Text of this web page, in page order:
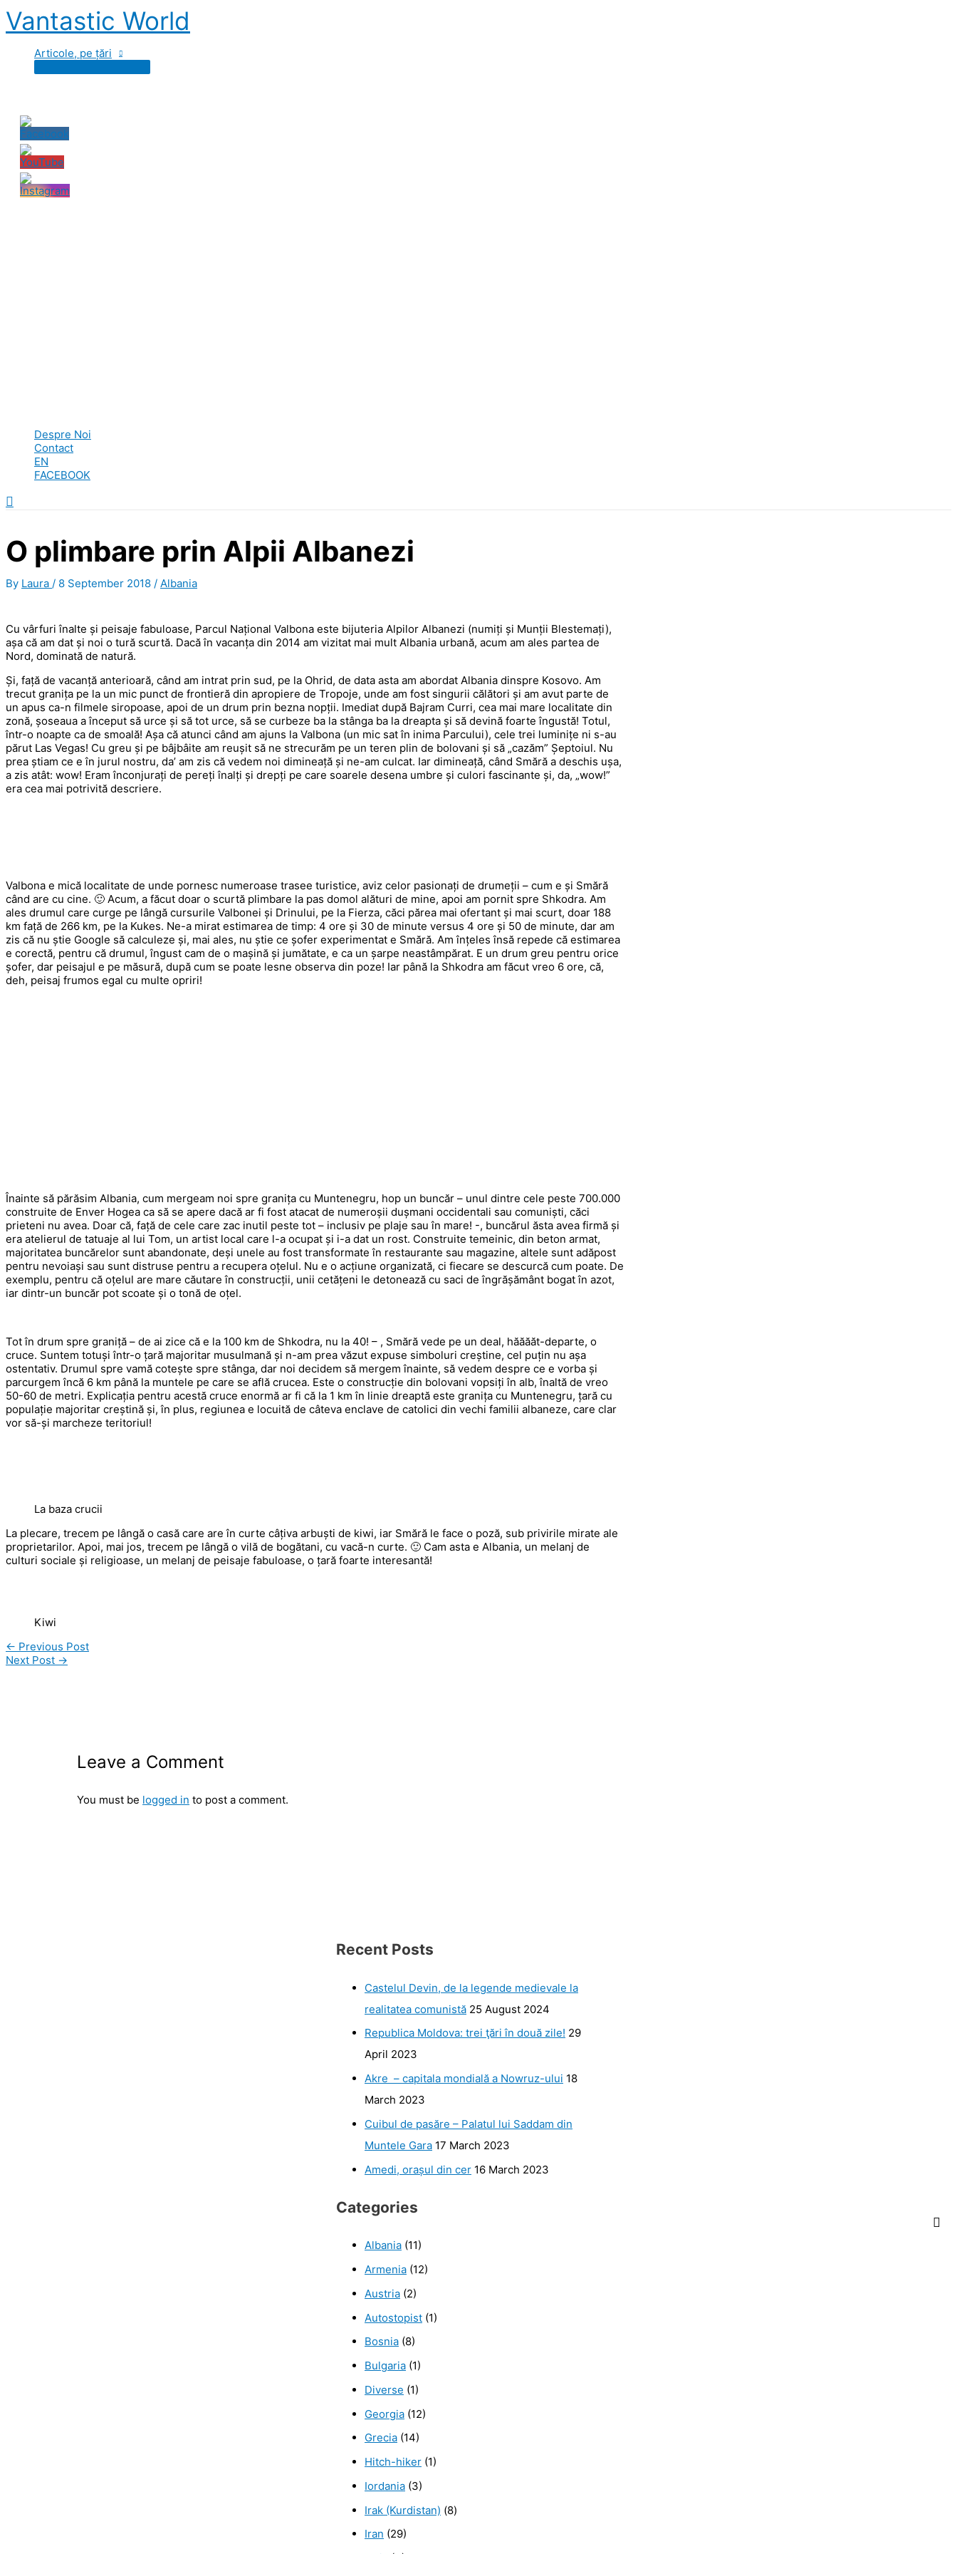
Skip
to
Vantastic World
Articole, pe țări
Despre Noi
Contact
EN
FACEBOOK
Search
O plimbare prin Alpii Albanezi
By Laura / 8 September 2018 / Albania
Cu vârfuri înalte și peisaje fabuloase, Parcul Național Valbona este bijuteria Alpilor Albanezi (numiți și Munții Blestemați),
așa că am dat și noi o tură scurtă. Dacă în vacanța din 2014 am vizitat mai mult Albania urbană, acum am ales partea de
Nord, dominată de natură.
Și, față de vacanță anterioară, când am intrat prin sud, pe la Ohrid, de data asta am abordat Albania dinspre Kosovo. Am
trecut granița pe la un mic punct de frontieră din apropiere de Tropoje, unde am fost singurii călători și am avut parte de
un apus ca-n filmele siropoase, apoi de un drum prin bezna nopții. Imediat după Bajram Curri, cea mai mare localitate din
zonă, șoseaua a început să urce și să tot urce, să se curbeze ba la stânga ba la dreapta și să devină foarte îngustă! Totul,
într-o noapte ca de smoală! Așa că atunci când am ajuns la Valbona (un mic sat în inima Parcului), cele trei luminițe ni s-au
părut Las Vegas! Cu greu și pe bâjbâite am reușit să ne strecurăm pe un teren plin de bolovani și să „cazăm” Șeptoiul. Nu
prea știam ce e în jurul nostru, da’ am zis că vedem noi dimineață și ne-am culcat. Iar dimineață, când Smără a deschis ușa,
a zis atât: wow! Eram înconjurați de pereți înalți și drepți pe care soarele desena umbre și culori fascinante și, da, „wow!”
era cea mai potrivită descriere.
Valbona e mică localitate de unde pornesc numeroase trasee turistice, aviz celor pasionați de drumeții – cum e și Smără
când are cu cine. 🙂 Acum, a făcut doar o scurtă plimbare la pas domol alături de mine, apoi am pornit spre Shkodra. Am
ales drumul care curge pe lângă cursurile Valbonei și Drinului, pe la Fierza, căci părea mai ofertant și mai scurt, doar 188
km față de 266 km, pe la Kukes. Ne-a mirat estimarea de timp: 4 ore și 30 de minute versus 4 ore și 50 de minute, dar am
zis că nu știe Google să calculeze și, mai ales, nu știe ce șofer experimentat e Smără. Am înțeles însă repede că estimarea
e corectă, pentru că drumul, îngust cam de o mașină și jumătate, e ca un șarpe neastâmpărat. E un drum greu pentru orice
șofer, dar peisajul e pe măsură, după cum se poate lesne observa din poze! Iar până la Shkodra am făcut vreo 6 ore, că,
deh, peisaj frumos egal cu multe opriri!
Înainte să părăsim Albania, cum mergeam noi spre granița cu Muntenegru, hop un buncăr – unul dintre cele peste 700.000
construite de Enver Hogea ca să se apere dacă ar fi fost atacat de numeroșii dușmani occidentali sau comuniști, căci
prieteni nu avea. Doar că, față de cele care zac inutil peste tot – inclusiv pe plaje sau în mare! -, buncărul ăsta avea firmă și
era atelierul de tatuaje al lui Tom, un artist local care l-a ocupat și i-a dat un rost. Construite temeinic, din beton armat,
majoritatea buncărelor sunt abandonate, deși unele au fost transformate în restaurante sau magazine, altele sunt adăpost
pentru nevoiași sau sunt distruse pentru a recupera oțelul. Nu e o acțiune organizată, ci fiecare se descurcă cum poate. De
exemplu, pentru că oțelul are mare căutare în construcții, unii cetățeni le detonează cu saci de îngrășământ bogat în azot,
iar dintr-un buncăr pot scoate și o tonă de oțel.
Tot în drum spre graniță – de ai zice că e la 100 km de Shkodra, nu la 40! – , Smără vede pe un deal, hăăăăt-departe, o
cruce. Suntem totuși într-o țară majoritar musulmană și n-am prea văzut expuse simboluri creștine, cel puțin nu așa
ostentativ. Drumul spre vamă cotește spre stânga, dar noi decidem să mergem înainte, să vedem despre ce e vorba și
parcurgem încă 6 km până la muntele pe care se află crucea. Este o construcție din bolovani vopsiți în alb, înaltă de vreo
50-60 de metri. Explicația pentru acestă cruce enormă ar fi că la 1 km în linie dreaptă este granița cu Muntenegru, țară cu
populație majoritar creștină și, în plus, regiunea e locuită de câteva enclave de catolici din vechi familii albaneze, care clar
vor să-și marcheze teritoriul!
La baza crucii
La plecare, trecem pe lângă o casă care are în curte câțiva arbuști de kiwi, iar Smără le face o poză, sub privirile mirate ale
proprietarilor. Apoi, mai jos, trecem pe lângă o vilă de bogătani, cu vacă-n curte. 🙂 Cam asta e Albania, un melanj de
culturi sociale și religioase, un melanj de peisaje fabuloase, o țară foarte interesantă!
Kiwi
← Previous Post
Next Post →
Leave a Comment
You must be logged in to post a comment.
Recent Posts
Castelul Devin, de la legende medievale la
realitatea comunistă 25 August 2024
Republica Moldova: trei ţări în două zile! 29
April 2023
Akre – capitala mondială a Nowruz-ului 18
March 2023
Cuibul de pasăre – Palatul lui Saddam din
Muntele Gara 17 March 2023
Amedi, orașul din cer 16 March 2023
Categories
Albania (11)
Armenia (12)
Austria (2)
Autostopist (1)
Bosnia (8)
Bulgaria (1)
Diverse (1)
Georgia (12)
Grecia (14)
Hitch-hiker (1)
Iordania (3)
Irak (Kurdistan) (8)
Iran (29)